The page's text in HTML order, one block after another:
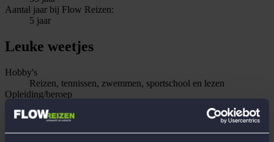
Aantal jaar bij Flow Reizen:
5 jaar
Leuke weetjes
Hobby's
Reizen, tennissen, zwemmen, sportschool en lezen
Opleiding/beroep
Recente reiservaringen met Flow
12-Daagse excursiereis naar verrassend Gdansk, Polen, 9-